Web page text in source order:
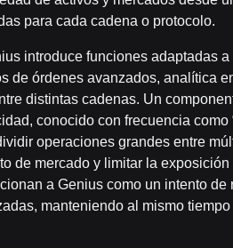
para cada cadena o protocolo.
introduce funciones adaptadas
de órdenes avanzados, analítica
distintas cadenas. Un
conocido con frecuencia como
operaciones grandes entre
de mercado y limitar la
a Genius como un intento
manteniendo al mismo